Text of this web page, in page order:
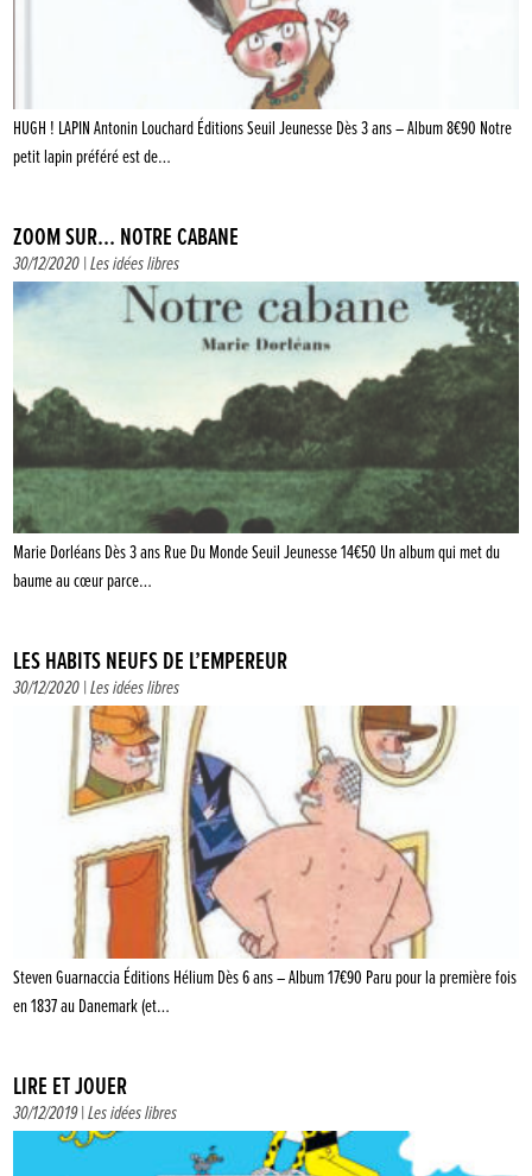
HUGH ! LAPIN Antonin Louchard Éditions Seuil Jeunesse Dès 3 ans – Album 8€90 Notre
petit lapin préféré est de…
ZOOM SUR… NOTRE CABANE
30/12/2020 |Les idées libres
Marie Dorléans Dès 3 ans Rue Du Monde Seuil Jeunesse 14€50 Un album qui met du
baume au cœur parce…
LES HABITS NEUFS DE L’EMPEREUR
30/12/2020 |Les idées libres
Steven Guarnaccia Éditions Hélium Dès 6 ans – Album 17€90 Paru pour la première fois
en 1837 au Danemark (et…
LIRE ET JOUER
30/12/2019 |Les idées libres